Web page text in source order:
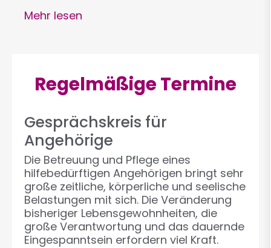
Mehr lesen
Regelmäßige Termine
Gesprächskreis für
Angehörige
Die Betreuung und Pflege eines
hilfebedürftigen Angehörigen bringt sehr
große zeitliche, körperliche und seelische
Belastungen mit sich. Die Veränderung
bisheriger Lebensgewohnheiten, die
große Verantwortung und das dauernde
Eingespanntsein erfordern viel Kraft.